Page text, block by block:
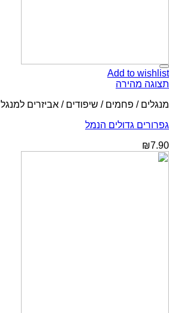
Add to wishlist
תצוגה מהירה
מנגלים / פחמים / שיפודים / אביזרים למנגל
גפרורים גדולים הנמל
₪7.90